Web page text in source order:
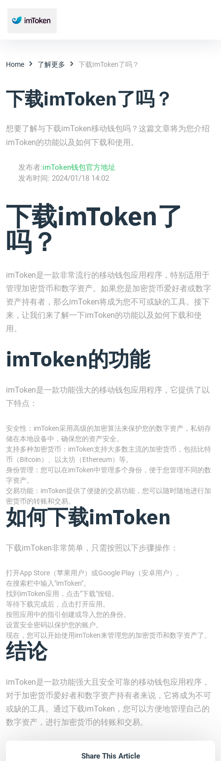
Home 了解更多 下载imToken了吗？
下载imToken了吗？
想要了解与下载imToken移动钱包吗？这篇文章将为您介绍
imToken的功能以及如何下载和使用。
发布者:imToken钱包官方地址
发布时间: 2024/01/18 14:02
下载imToken了
吗？
imToken是一款非常流行的移动钱包应用程序，特别适用于
管理加密货币和数字资产。如果您是加密货币爱好者或数字
资产持有者，那么imToken将成为您不可或缺的工具。接下
来，让我们来了解一下imToken的功能以及如何下载和使
用。
imToken的功能
imToken是一款功能强大的移动钱包应用程序，它提供了以
下特点：
安全性：imToken采用高级的加密算法来保护您的数字资产，私钥存
储在本地设备中，确保您的资产安全。
支持多种加密货币：imToken支持大多数主流的加密货币，包括比特
币（Bitcoin）、以太坊（Ethereum）等。
身份管理：您可以在imToken中管理多个身份，便于您管理不同的数
字资产。
交易功能：imToken提供了便捷的交易功能，您可以随时随地进行加
密货币的转账和交易。
如何下载imToken
下载imToken非常简单，只需按照以下步骤操作：
打开App Store（苹果用户）或Google Play（安卓用户）。
在搜索栏中输入"imToken"。
找到imToken应用，点击"下载"按钮。
等待下载完成后，点击打开应用。
按照应用中的指引创建或导入您的身份。
设置安全密码以保护您的账户。
现在，您可以开始使用imToken来管理您的加密货币和数字资产了。
结论
imToken是一款功能强大且安全可靠的移动钱包应用程序，
对于加密货币爱好者和数字资产持有者来说，它将成为不可
或缺的工具。通过下载imToken，您可以方便地管理自己的
数字资产，进行加密货币的转账和交易。
Share This Article